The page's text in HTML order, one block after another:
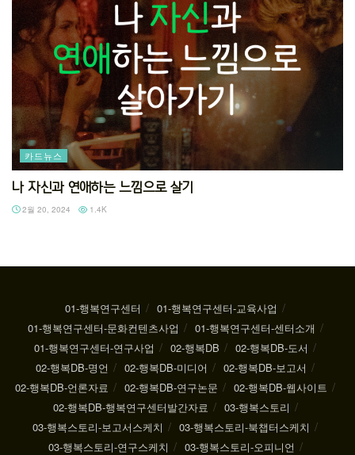
카드뉴스
나 자신과 연애하는 느낌으로 살기
2월 20, 2024 1.4K
01-행복연구센터
01-행복연구센터-교육사업
01-행복연구센터-문화컨텐츠사업
01-행복연구센터-센터소개
01-행복연구센터-연구사업
02-행복DB
02-행복DB-도서
02-행복DB-명언
02-행복DB-미디어
02-행복DB-보고서
02-행복DB-언론자료
02-행복DB-연구논문
02-행복DB-웹사이트
02-행복DB-행복연구센터발간자료
03-행복스토리
03-행복스토리-보고서스케치
03-행복스토리-북챕터스케치
03-행복스토리-연구스케치
03-행복스토리-오피니언